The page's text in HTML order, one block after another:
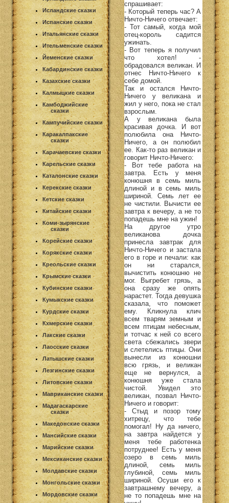
Исландские сказки
Испанские сказки
Итальянские сказки
Ительменские сказки
Йеменские сказки
Кабардинские сказки
Казахские сказки
Калмыцкие сказки
Камбоджийские
сказки
Кампучийские сказки
Каракалпакские
сказки
Карачаевские сказки
Карельские сказки
Каталонские сказки
Керекские сказки
Кетские сказки
Китайские сказки
Коми-зырянские
сказки
Корейские сказки
Корякские сказки
Креольские сказки
Крымские сказки
Кубинские сказки
Кумыкские сказки
Курдские сказки
Кхмерские сказки
Лакские сказки
Лаосские сказки
Латышские сказки
Лезгинские сказки
Литовские сказки
Мавриканские сказки
Мадагаскарские
сказки
Македонские сказки
Мансийские сказки
Марийские сказки
Мексиканские сказки
Молдавские сказки
Монгольские сказки
Мордовские сказки
спрашивает:
- Который теперь час? А
Ничто-Ничего отвечает:
- Тот самый, когда мой
отец-король садится
ужинать.
- Вот теперь я получил
что хотел! -
обрадовался великан. И
отнес Ничто-Ничего к
себе домой.
Так и остался Ничто-
Ничего у великана и
жил у него, пока не стал
взрослым.
А у великана была
красивая дочка. И вот
полюбила она Ничто-
Ничего, а он полюбил
ее. Как-то раз великан и
говорит Ничто-Ничего:
- Вот тебе работа на
завтра. Есть у меня
конюшня в семь миль
длиной и в семь миль
шириной. Семь лет ее
не чистили. Вычисти ее
завтра к вечеру, а не то
попадешь мне на ужин!
На другое утро
великанова дочка
принесла завтрак для
Ничто-Ничего и застала
его в горе и печали: как
он ни старался,
вычистить конюшню не
мог. Выгребет грязь, а
она сразу же опять
нарастет. Тогда девушка
сказала, что поможет
ему. Кликнула клич
всем тварям земным и
всем птицам небесным,
и тотчас к ней со всего
света сбежались звери
и слетелись птицы. Они
вынесли из конюшни
всю грязь, и великан
еще не вернулся, а
конюшня уже стала
чистой. Увидел это
великан, позвал Ничто-
Ничего и говорит:
- Стыд и позор тому
хитрецу, что тебе
помогал! Ну да ничего,
на завтра найдется у
меня тебе работенка
потруднее! Есть у меня
озеро в семь миль
длиной, семь миль
глубиной, семь миль
шириной. Осуши его к
завтрашнему вечеру, а
не то попадешь мне на